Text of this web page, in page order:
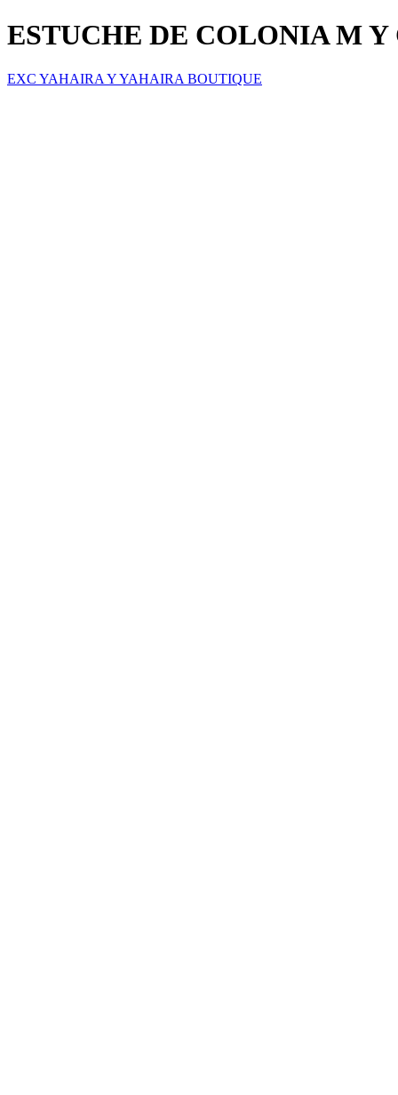
ESTUCHE DE COLONIA M
EXC YAHAIRA Y YAHAIRA BOUTIQUE